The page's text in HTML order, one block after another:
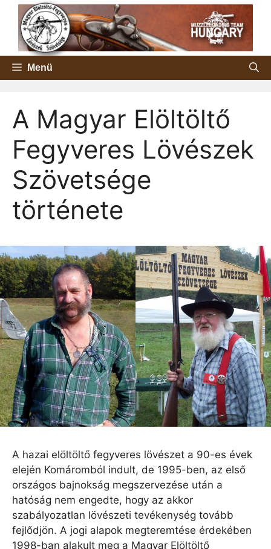
Kilépés
tartalomba
Menü
A Magyar Elöltöltő
Fegyveres Lövészek
Szövetsége
története
A hazai elöltöltő fegyveres lövészet a 90-es évek
elején Komáromból indult, de 1995-ben, az első
országos bajnokság megszervezése után a
hatóság nem engedte, hogy az akkor
szabályozatlan lövészeti tevékenység tovább
fejlődjön. A jogi alapok megteremtése érdekében
1998-ban alakult meg a Magyar Elöltöltő